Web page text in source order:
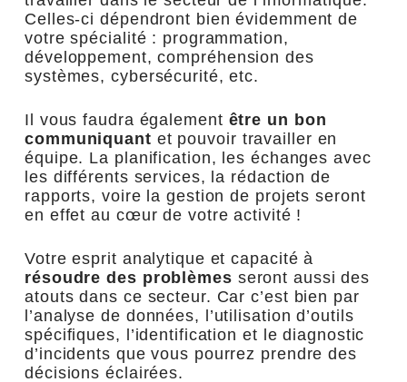
Celles-ci dépendront bien évidemment de
votre spécialité : programmation,
développement, compréhension des
systèmes, cybersécurité, etc.
Il vous faudra également être un bon
communiquant et pouvoir travailler en
équipe. La planification, les échanges avec
les différents services, la rédaction de
rapports, voire la gestion de projets seront
en effet au cœur de votre activité !
Votre esprit analytique et capacité à
résoudre des problèmes seront aussi des
atouts dans ce secteur. Car c’est bien par
l’analyse de données, l’utilisation d’outils
spécifiques, l’identification et le diagnostic
d’incidents que vous pourrez prendre des
décisions éclairées.